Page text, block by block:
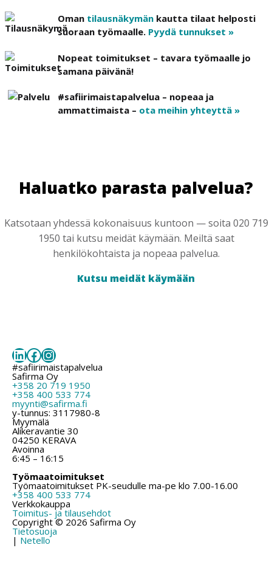
Oman tilausnäkymän kautta tilaat helposti
suoraan työmaalle. Pyydä tunnukset »
Nopeat toimitukset – tavara työmaalle jo
samana päivänä!
#safiirimaistapalvelua – nopeaa ja
ammattimaista – ota meihin yhteyttä »
Haluatko parasta palvelua?
Katsotaan yhdessä kokonaisuus kuntoon — soita 020 719
1950 tai kutsu meidät käymään. Meiltä saat
henkilökohtaista ja nopeaa palvelua.
Kutsu meidät käymään
LinkedIn
Facebook
Instagram
#safiirimaistapalvelua
Safirma Oy
+358 20 719 1950
+358 400 533 774
myynti@safirma.fi
y-tunnus: 3117980-8
Myymälä
Alikeravantie 30
04250 KERAVA
Avoinna
6:45 – 16:15
Työmaatoimitukset
Työmaatoimitukset PK-seudulle ma-pe klo 7.00-16.00
+358 400 533 774
Verkkokauppa
Toimitus- ja tilausehdot
Copyright © 2026 Safirma Oy
Tietosuoja
| Netello